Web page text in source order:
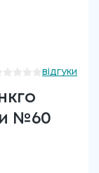
відгуки
№60